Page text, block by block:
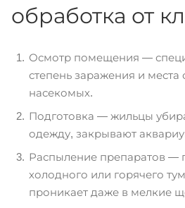
обработка от
Осмотр помещения —
степень заражения и места
насекомых.
Подготовка — жильцы
одежду, закрывают
Распыление препаратов —
холодного или горячего
проникает даже в мелкие